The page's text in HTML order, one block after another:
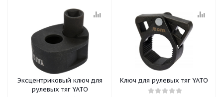
Эксцентриковый ключ для
рулевых тяг YATO
Ключ для рулевых тяг YATO